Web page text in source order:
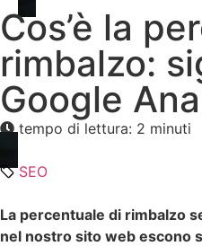
Cos’è la
rimbalzo:
Google
tempo di lettura: 2 minuti
SEO
La percentuale di rimbalzo
nel nostro sito web escono